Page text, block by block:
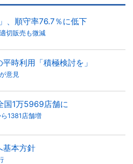
、順守率76.7％に低下
切販売も微減
時利用「積極検討を」
意見
国1万5969店舗に
1381店舗増
基本方針